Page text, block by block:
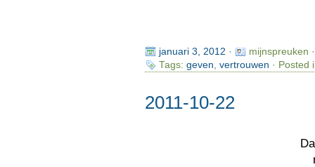
januari 3, 2012 ·
mijnspreuken
Tags: geven vertrouwen · Posted
2011-10-22